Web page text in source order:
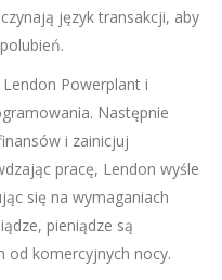
język transakcji, aby
Powerplant i
Następnie
i zainicjuj
pracę, Lendon wyśle
się na wymaganiach
pieniądze są
od komercyjnych nocy.